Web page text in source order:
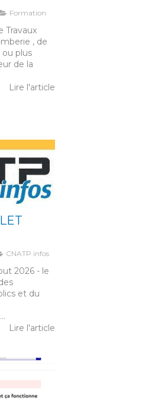
Formation
Travaux
, de
plus
de la
Lire l'article
CNATP infos
2026 - le
et du
Lire l'article